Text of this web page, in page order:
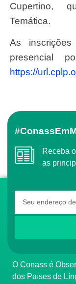
Cupertino,
Temática.
As
presencial
https://
Receba o conteúdo semanal do Conass com
as
O Conass é Observador Consultivo da Comunidade
dos Países de